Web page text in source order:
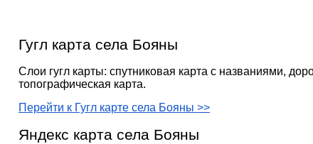
Гугл карта села Бояны
Слои гугл карты: спутниковая карта с названиями,
топографическая карта.
Перейти к Гугл карте села Бояны >>
Яндекс карта села Бояны